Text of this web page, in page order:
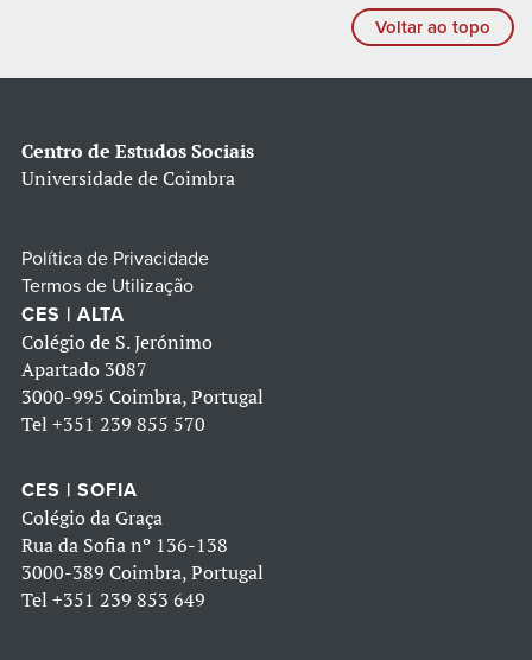
Voltar ao topo
Centro de Estudos Sociais
Universidade de Coimbra
Política de Privacidade
Termos de Utilização
CES | ALTA
Colégio de S. Jerónimo
Apartado 3087
3000-995 Coimbra, Portugal
Tel +351 239 855 570
CES | SOFIA
Colégio da Graça
Rua da Sofia nº 136-138
3000-389 Coimbra, Portugal
Tel +351 239 853 649